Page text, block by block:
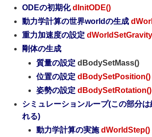
ODEの初期化dInitODE()
動力学計算の世界worldの生成
重力加速度の設定
剛体の生成
質量の設定 dBodySetMass()
位置の設定dBodySetPosition()
姿勢の設定 dBodySetRotation()
シミュレーションループ(この部分
れる)
動力学計算の実施 dWorldStep()